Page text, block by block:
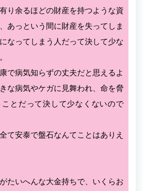
り余るほどの財産を持つような資
あっという間に財産を失ってしま
なってしまう人だって決して少な
で病気知らずの丈夫だと思えるよ
な病気やケガに見舞われ、命を脅
とだって決して少なくないので
て安泰で盤石なんてことはありえ
たいへんな大金持ちで、いくらお